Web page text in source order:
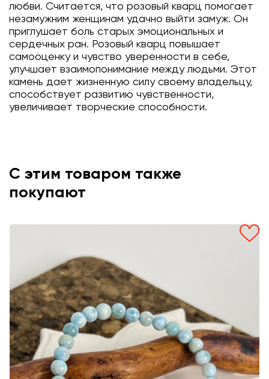
любви. Считается, что розовый кварц помогает
незамужним женщинам удачно выйти замуж. Он
приглушает боль старых эмоциональных и
сердечных ран. Розовый кварц повышает
самооценку и чувство уверенности в себе,
улучшает взаимопонимание между людьми. Этот
камень дает жизненную силу своему владельцу,
способствует развитию чувственности,
увеличивает творческие способности.
С этим товаром также
покупают